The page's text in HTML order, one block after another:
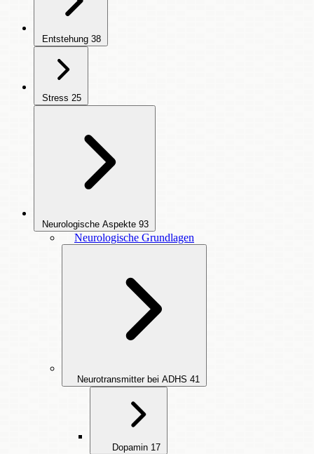
Entstehung 38
Stress 25
Neurologische Aspekte 93
Neurologische Grundlagen
Neurotransmitter bei ADHS 41
Dopamin 17